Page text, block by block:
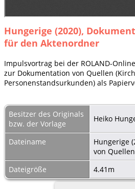
Hungerige (2020),
für den Aktenordner
Impulsvortrag bei der ROLAND-
zur Dokumentation von Quellen
Personenstandsurkunden) als
Besitzer des Originals
bzw. der Vorlage
Heiko
Dateiname
Hungerige
von
Dateigröße
4.41m